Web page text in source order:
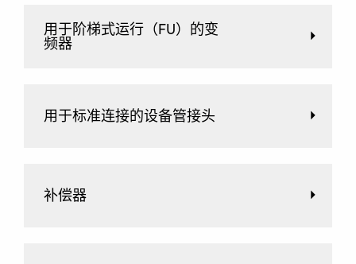
用于阶梯式运行（FU）的变
频器
用于标准连接的设备管接头
补偿器